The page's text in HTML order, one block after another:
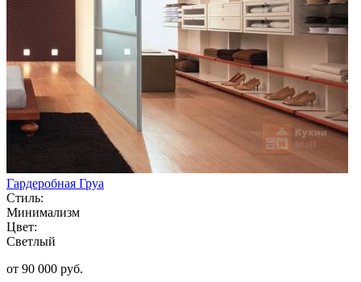
Гардеробная Груа
Стиль:
Минимализм
Цвет:
Светлый
от 90 000 руб.